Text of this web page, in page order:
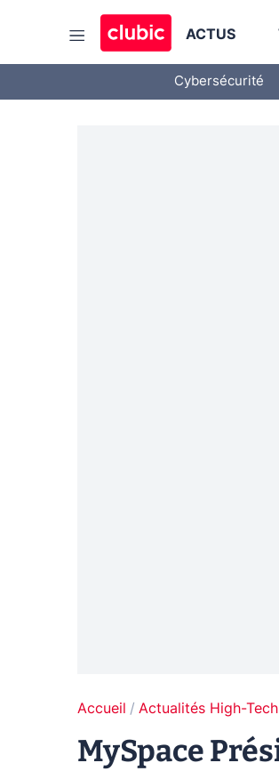
ACTUS
Cybersécurité
Accueil Actualités High-Tech
MySpace